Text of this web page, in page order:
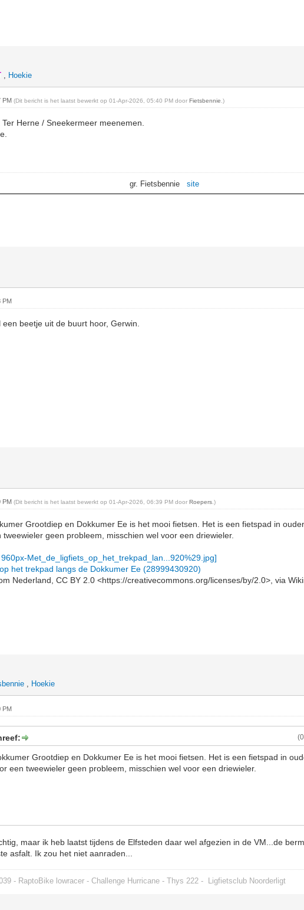
, Hoekie
PM(Dit bericht is het laatst bewerkt op 01-Apr-2026, 05:40 PM doorFietsbennie .)
Herne / Sneekermeer meenemen.
gr. Fietsbenniesite
PM
beetje uit de buurt hoor, Gerwin.
PM(Dit bericht is het laatst bewerkt op 01-Apr-2026, 06:39 PM doorRoepers .)
Grootdiep en Dokkumer Ee is het mooi fietsen. Het is een fietspad in
tweewieler geen probleem, misschien wel voor een driewieler.
het trekpad langs de Dokkumer Ee (28999430920)
Nederland, CC BY 2.0 <https://creativecommons.org/licenses/by/2.0>, via
, Hoekie
PM
Grootdiep en Dokkumer Ee is het mooi fietsen. Het is een fietspad in
een tweewieler geen probleem, misschien wel voor een driewieler.
maar ik heb laatst tijdens de Elfsteden daar wel afgezien in de VM...de
asfalt. Ik zou het niet aanraden...
- RaptoBike lowracer - Challenge Hurricane - Thys 222 - Ligfietsclub Noorderligt